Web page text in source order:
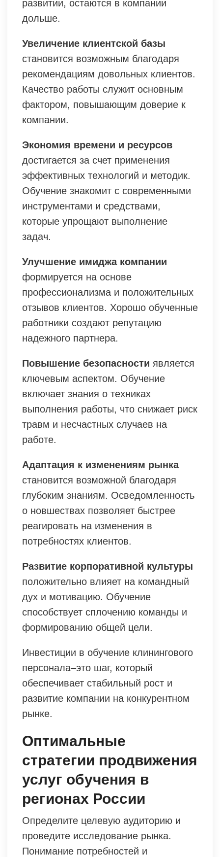
развитии, остаются в компании
дольше.
Увеличение клиентской базы
становится возможным благодаря
рекомендациям довольных клиентов.
Качество работы служит основным
фактором, повышающим доверие к
компании.
Экономия времени и ресурсов
достигается за счет применения
эффективных технологий и методик.
Обучение знакомит с современными
инструментами и средствами,
которые упрощают выполнение
задач.
Улучшение имиджа компании
формируется на основе
профессионализма и положительных
отзывов клиентов. Хорошо обученные
работники создают репутацию
надежного партнера.
Повышение безопасности является
ключевым аспектом. Обучение
включает знания о техниках
выполнения работы, что снижает риск
травм и несчастных случаев на
работе.
Адаптация к изменениям рынка
становится возможной благодаря
глубоким знаниям. Осведомленность
о новшествах позволяет быстрее
реагировать на изменения в
потребностях клиентов.
Развитие корпоративной культуры
положительно влияет на командный
дух и мотивацию. Обучение
способствует сплочению команды и
формированию общей цели.
Инвестиции в обучение клинингового
персонала–это шаг, который
обеспечивает стабильный рост и
развитие компании на конкурентном
рынке.
Оптимальные
стратегии продвижения
услуг обучения в
регионах России
Определите целевую аудиторию и
проведите исследование рынка.
Понимание потребностей и